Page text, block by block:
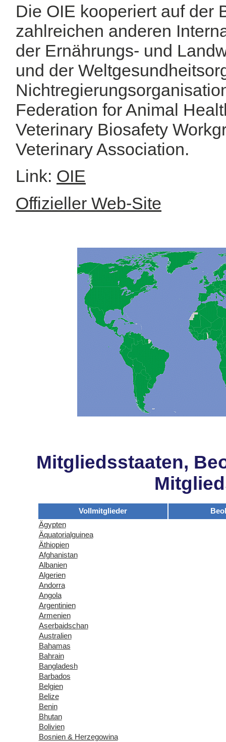
Die OIE kooperiert auf der
zahlreichen anderen
der Ernährungs- und
und der
Federation for Animal
Veterinary Biosafety
Veterinary Association.
Link: OIE
Offizieller Web-Site
Mitgliedsstaaten,
Vollmitglieder
Ägypten
Äquatorialguinea
Äthiopien
Afghanistan
Albanien
Algerien
Andorra
Angola
Argentinien
Armenien
Aserbaidschan
Australien
Bahamas
Bahrain
Bangladesh
Barbados
Belgien
Belize
Benin
Bhutan
Bolivien
Bosnien & Herzegowina